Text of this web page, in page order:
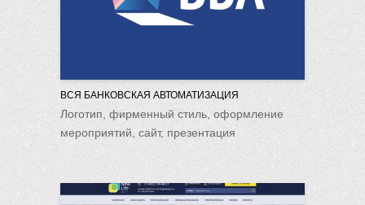
ВСЯ БАНКОВСКАЯ АВТОМАТИЗАЦИЯ
Логотип, фирменный стиль, оформление
мероприятий, сайт, презентация